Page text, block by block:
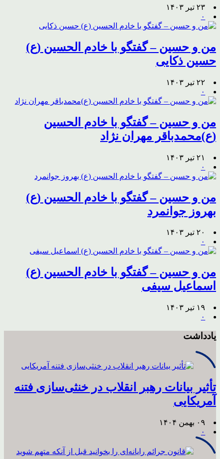
۲۳ تیر ۱۴۰۳
۰
من و حسین – گفتگو با خادم الحسین (ع)
حسین ذکایی
۲۲ تیر ۱۴۰۳
۰
من و حسین – گفتگو با خادم الحسین
(ع)محمدباقر مهران نژاد
۲۱ تیر ۱۴۰۳
۰
من و حسین – گفتگو با خادم الحسین (ع)
بهروز جوانمرد
۲۰ تیر ۱۴۰۳
۰
من و حسین – گفتگو با خادم الحسین (ع)
اسماعیل سیفی
۱۹ تیر ۱۴۰۳
۰
یادداشت
تأثیر بیانات رهبر انقلاب در خنثی‌سازی فتنه
آمریکایی
۰۹ بهمن ۱۴۰۴
۰